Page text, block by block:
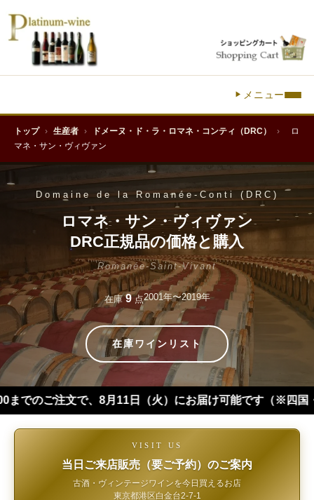
メニュー
トップ › 生産者 › ドメーヌ・ド・ラ・ロマネ・コンティ（DRC） ›
ロ
マネ・サン・ヴィヴァン
Domaine de la Romanée-Conti (DRC)
ロマネ・サン・ヴィヴァン
DRC正規品の価格と購入
Romanée-Saint-Vivant
在庫9点2001年〜2019年
在庫ワインリスト
日（火）にお届け可能です（※四国・中国・九州・沖
VISIT US
当日ご来店販売（要ご予約）のご案内
古酒・ヴィンテージワインを今日買えるお店
東京都港区白金台2-7-1